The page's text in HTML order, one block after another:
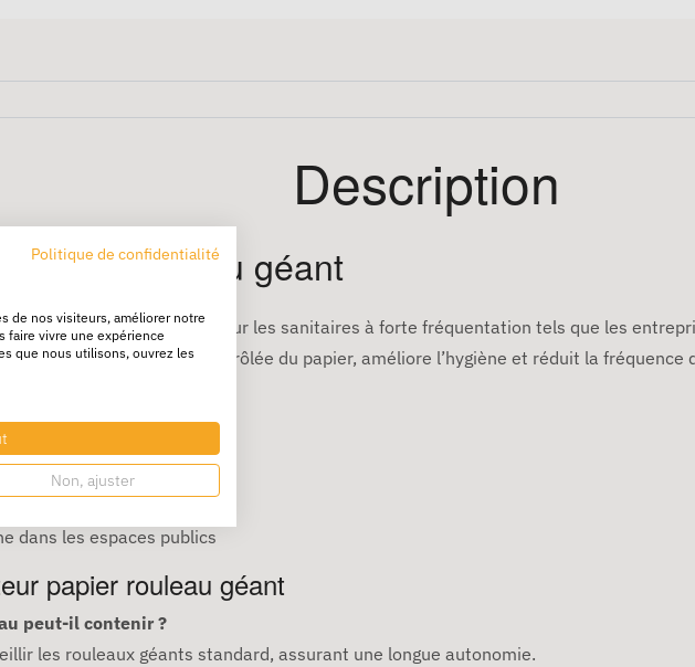
Description
papier rouleau géant
rouleau géantest conçu pour les sanitaires à forte fréquentation tels que les
une distribution contrôlée du papier, améliore l’hygiène et réduit la fréquence
les rouleaux grand format
fréquents
dans les espaces publics
papier rouleau géant
peut-il contenir ?
les rouleaux géants standard, assurant une longue autonomie.
Politique de confidentialité
de nos visiteurs, améliorer notre
faire vivre une expérience
que nous utilisons, ouvrez les
Non, ajuster